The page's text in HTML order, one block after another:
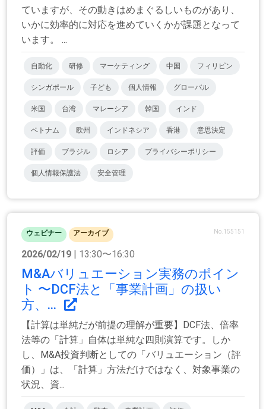
ていますが、その動きはめまぐるしいものがあり、
いかに効率的に対応を進めていくかが課題となって
います。 ...
自動化 研修 マーケティング 中国 フィリピン
シンガポール 子ども 個人情報 グローバル
米国 台湾 マレーシア 韓国 インド
ベトナム 欧州 インドネシア 香港 意思決定
評価 ブラジル ロシア プライバシーポリシー
個人情報保護法 安全管理
ウェビナー アーカイブ No.155151
2026/02/19 | 13:30〜16:30
M&Aバリュエーション実務のポイン
ト 〜DCF法と「事業計画」の扱い
方、...
【計算は単純だが前提の理解が重要】DCF法、倍率
法等の「計算」自体は単純な四則演算です。しか
し、M&A投資判断としての「バリュエーション（評
価）」は、「計算」方法だけではなく、対象事業の
状況、資...